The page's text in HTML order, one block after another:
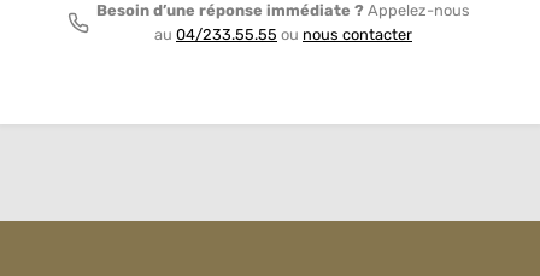
Besoin d’une réponse immédiate ? Appelez-nous
au 04/233.55.55 ou nous contacter